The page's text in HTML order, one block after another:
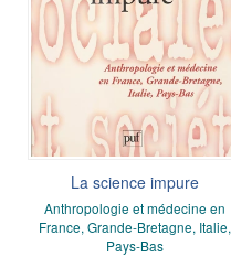
La science impure
Anthropologie et médecine en
France, Grande-Bretagne, Italie,
Pays-Bas